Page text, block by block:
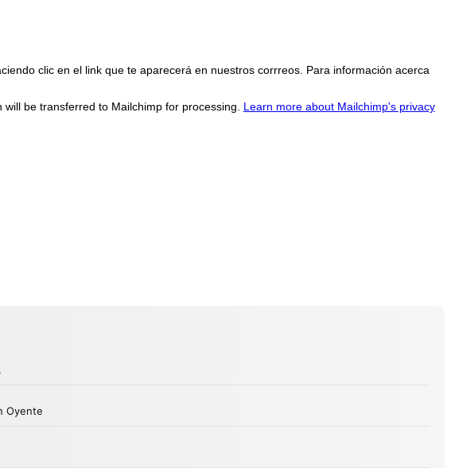
clic en el link que te aparecerá en nuestros corrreos. Para información acerca
be transferred to Mailchimp for processing. Learn more about Mailchimp's privacy